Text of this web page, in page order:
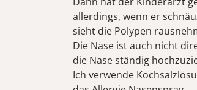
allerdings, wenn er
sieht die Polypen
Die Nase ist auch nicht
die Nase ständig
Ich verwende